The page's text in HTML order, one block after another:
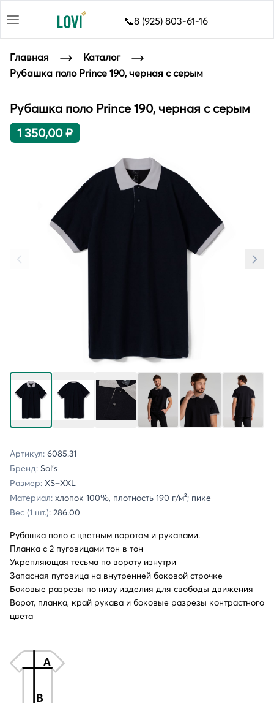
📞8 (925) 803-61-16
Главная
Каталог
Рубашка поло Prince 190, черная с серым
Рубашка поло Prince 190, черная с серым
1 350,00 ₽
Артикул: 6085.31
Бренд: Sol's
Размер: XS–XXL
Материал: хлопок 100%, плотность 190 г/м²; пике
Вес (1 шт.): 286.00
Рубашка поло с цветным воротом и рукавами.
Планка с 2 пуговицами тон в тон
Укрепляющая тесьма по вороту изнутри
Запасная пуговица на внутренней боковой строчке
Боковые разрезы по низу изделия для свободы движения
Ворот, планка, край рукава и боковые разрезы контрастного
цвета